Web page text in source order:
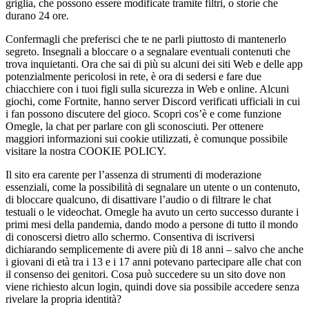
griglia, che possono essere modificate tramite filtri, o storie che
durano 24 ore.
Confermagli che preferisci che te ne parli piuttosto di mantenerlo
segreto. Insegnali a bloccare o a segnalare eventuali contenuti che
trova inquietanti. Ora che sai di più su alcuni dei siti Web e delle app
potenzialmente pericolosi in rete, è ora di sedersi e fare due
chiacchiere con i tuoi figli sulla sicurezza in Web e online. Alcuni
giochi, come Fortnite, hanno server Discord verificati ufficiali in cui
i fan possono discutere del gioco. Scopri cos’è e come funzione
Omegle, la chat per parlare con gli sconosciuti. Per ottenere
maggiori informazioni sui cookie utilizzati, è comunque possibile
visitare la nostra COOKIE POLICY.
Il sito era carente per l’assenza di strumenti di moderazione
essenziali, come la possibilità di segnalare un utente o un contenuto,
di bloccare qualcuno, di disattivare l’audio o di filtrare le chat
testuali o le videochat. Omegle ha avuto un certo successo durante i
primi mesi della pandemia, dando modo a persone di tutto il mondo
di conoscersi dietro allo schermo. Consentiva di iscriversi
dichiarando semplicemente di avere più di 18 anni – salvo che anche
i giovani di età tra i 13 e i 17 anni potevano partecipare alle chat con
il consenso dei genitori. Cosa può succedere su un sito dove non
viene richiesto alcun login, quindi dove sia possibile accedere senza
rivelare la propria identità?